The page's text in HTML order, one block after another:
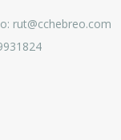
rut@cchebreo.com